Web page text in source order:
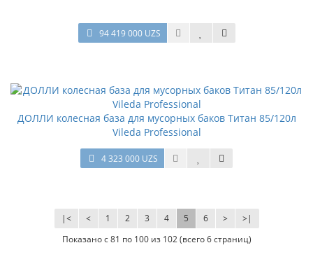
94 419 000 UZS
ДОЛЛИ колесная база для мусорных баков Титан 85/120л
Vileda Professional
4 323 000 UZS
|< < 1 2 3 4 5 6 > >|
Показано с 81 по 100 из 102 (всего 6 страниц)